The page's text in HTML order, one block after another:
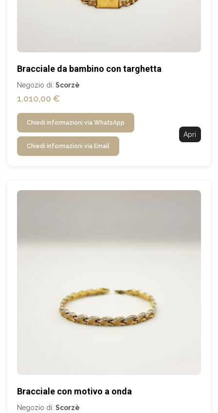
Bracciale da bambino con targhetta
Negozio di: Scorzè
1.010,00 €
Chiedi informazioni via WhatsApp
Chiedi informazioni via Email
Apri
Bracciale con motivo a onda
Negozio di: Scorzè